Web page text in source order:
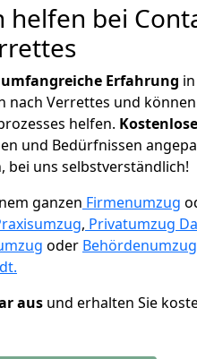
helfen bei
umfangreiche Erfahrung
nach Verrettes und
helfen. K
und Bedürfnissen
bei uns selbstverständlich!
ganzen Firmenumzug
, Privatumzug
oder
aus und erhalten Sie